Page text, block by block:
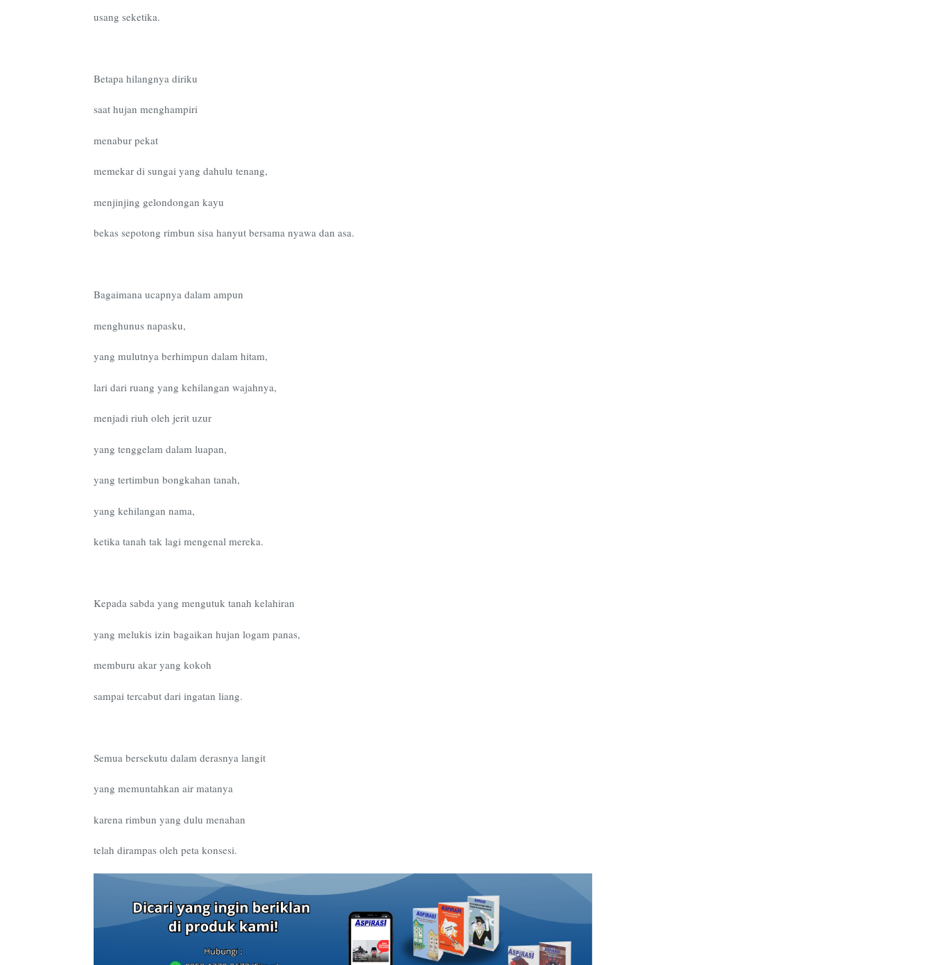
usang seketika.
Betapa hilangnya diriku
saat hujan menghampiri
menabur pekat
memekar di sungai yang dahulu tenang,
menjinjing gelondongan kayu
bekas sepotong rimbun sisa hanyut bersama nyawa dan asa.
Bagaimana ucapnya dalam ampun
menghunus napasku,
yang mulutnya berhimpun dalam hitam,
lari dari ruang yang kehilangan wajahnya,
menjadi riuh oleh jerit uzur
yang tenggelam dalam luapan,
yang tertimbun bongkahan tanah,
yang kehilangan nama,
ketika tanah tak lagi mengenal mereka.
Kepada sabda yang mengutuk tanah kelahiran
yang melukis izin bagaikan hujan logam panas,
memburu akar yang kokoh
sampai tercabut dari ingatan liang.
Semua bersekutu dalam derasnya langit
yang memuntahkan air matanya
karena rimbun yang dulu menahan
telah dirampas oleh peta konsesi.